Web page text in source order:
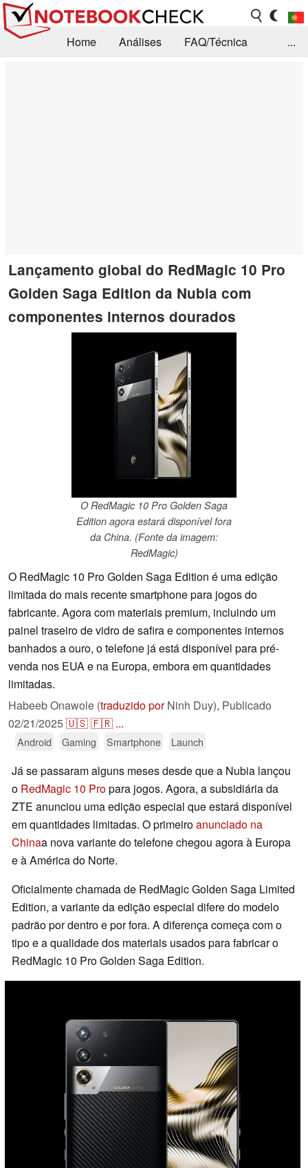
Home Análises
FAQ/Técnica
...
Lançamento global do RedMagic 10 Pro
Golden Saga Edition da Nubia com
componentes internos dourados
O RedMagic 10 Pro Golden Saga
Edition agora estará disponível fora
da China. (Fonte da imagem:
RedMagic)
O RedMagic 10 Pro Golden Saga Edition é uma edição
limitada do mais recente smartphone para jogos do
fabricante. Agora com materiais premium, incluindo um
painel traseiro de vidro de safira e componentes internos
banhados a ouro, o telefone já está disponível para pré-
venda nos EUA e na Europa, embora em quantidades
limitadas.
Habeeb Onawole (traduzido porNinh Duy), Publicado
02/21/2025🇺🇸🇫🇷 ...
Android Gaming Smartphone Launch
Já se passaram alguns meses desde que a Nubia lançou
o RedMagic 10 Propara jogos. Agora, a subsidiária da
ZTE anunciou uma edição especial que estará disponível
em quantidades limitadas. O primeiroanunciado na
Chinaa nova variante do telefone chegou agora à Europa
e à América do Norte.
Oficialmente chamada de RedMagic Golden Saga Limited
Edition, a variante da edição especial difere do modelo
padrão por dentro e por fora. A diferença começa com o
tipo e a qualidade dos materiais usados para fabricar o
RedMagic 10 Pro Golden Saga Edition.